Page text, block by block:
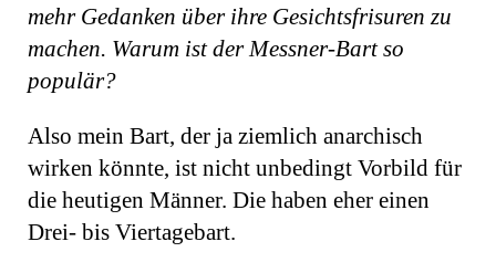
mehr Gedanken über ihre Gesichtsfrisuren zu
machen. Warum ist der Messner-Bart so
populär?
Also mein Bart, der ja ziemlich anarchisch
wirken könnte, ist nicht unbedingt Vorbild für
die heutigen Männer. Die haben eher einen
Drei- bis Viertagebart.